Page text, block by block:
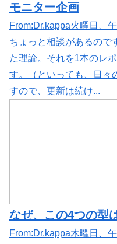
モニター企画
From:Dr.kappa火曜日、
ちょっと相談があるので
た理論。それを1本のレ
す。（といっても、日々
すので、更新は続け...
なぜ、この4つの型
From:Dr.kappa木曜日、